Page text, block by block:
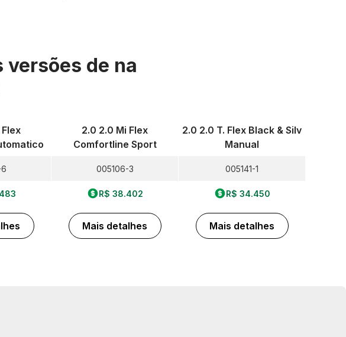
versões de na
2.0 2.0 Mi Flex
Comfortline Sport
005106-3
R$ 38.402
Mais detalhes
2.0 2.0 T. Flex Black & Silv
Manual
005141-1
R$ 34.450
Mais detalhes